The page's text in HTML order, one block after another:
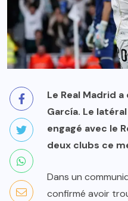
Le Real Madrid
García. Le
engagé avec le
deux clubs ce
Dans un
confirmé avoir